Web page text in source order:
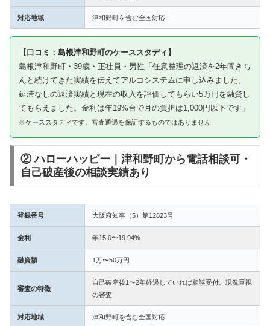
対応地域 津和野町を含む全国対応
【口コミ：島根津和野町のケーススタディ】
島根津和野町・39歳・正社員・男性「任意整理の返済を2年間きち
んと続けてきた実績を伝えてアルコシステムに申し込みました。
延滞なしの返済実績と現在の収入を評価してもらい5万円を融資し
てもらえました。金利は年19%台で月の負担は1,000円以下です」
※ケーススタディです。審査通過を保証するものではありません
② ハローハッピー｜津和野町から電話相談可・
自己破産後の相談実績あり
登録番号 大阪府知事（5）第12823号
金利 年15.0〜19.94%
融資額 1万〜50万円
審査の特徴
自己破産後1〜2年経過していれば相談受付。現況重視
の審査
対応地域 津和野町を含む全国対応